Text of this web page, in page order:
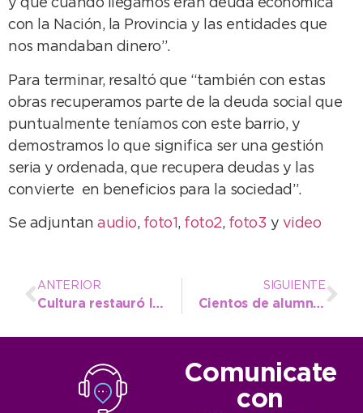
y que cuando llegamos eran deuda económica
con la Nación, la Provincia y las entidades que
nos mandaban dinero”.
Para terminar, resaltó que “también con estas
obras recuperamos parte de la deuda social que
puntualmente teníamos con este barrio, y
demostramos lo que significa ser una gestión
seria y ordenada, que recupera deudas y las
convierte en beneficios para la sociedad”.
Se adjuntan audio, foto1 , foto2, foto3 y video
ANTERIOR
Cultura restauró la obra de la Familia del Pescador y se emplazará en breve
SIGUIENTE
Cientos de alumnos del Distrito disfrutaron del Planetario Móvil
Comunicate
con